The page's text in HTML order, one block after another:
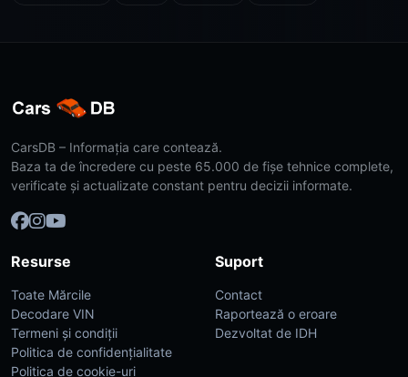
CarsDB – Informația care contează.
Baza ta de încredere cu peste 65.000 de fișe tehnice complete,
verificate și actualizate constant pentru decizii informate.
Resurse
Toate Mărcile
Decodare VIN
Termeni și condiții
Politica de confidențialitate
Politica de cookie-uri
Suport
Contact
Raportează o eroare
Dezvoltat de IDH